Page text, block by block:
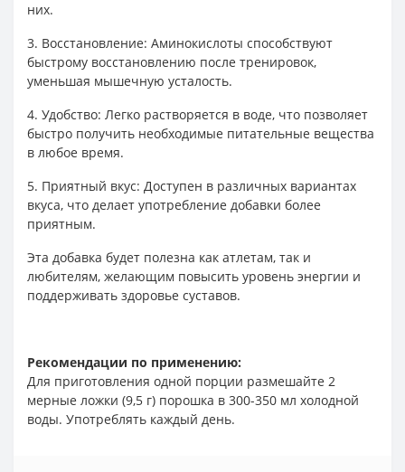
них.
3. Восстановление: Аминокислоты способствуют
быстрому восстановлению после тренировок,
уменьшая мышечную усталость.
4. Удобство: Легко растворяется в воде, что позволяет
быстро получить необходимые питательные вещества
в любое время.
5. Приятный вкус: Доступен в различных вариантах
вкуса, что делает употребление добавки более
приятным.
Эта добавка будет полезна как атлетам, так и
любителям, желающим повысить уровень энергии и
поддерживать здоровье суставов.
Рекомендации по применению:
Для приготовления одной порции размешайте 2
мерные ложки (9,5 г) порошка в 300-350 мл холодной
воды. Употреблять каждый день.